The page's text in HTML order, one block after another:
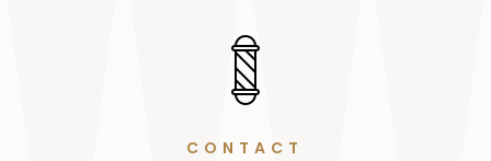
CONTACT